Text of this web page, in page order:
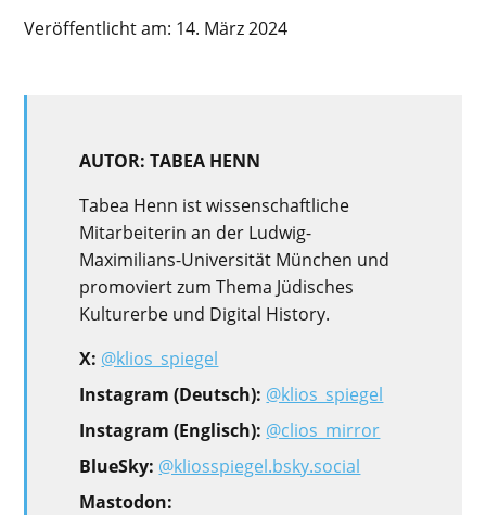
Veröffentlicht am: 14. März 2024
AUTOR: TABEA HENN
Tabea Henn ist wissenschaftliche
Mitarbeiterin an der Ludwig-
Maximilians-Universität München und
promoviert zum Thema Jüdisches
Kulturerbe und Digital History.
X: @klios_spiegel
Instagram (Deutsch): @klios_spiegel
Instagram (Englisch): @clios_mirror
BlueSky: ⁠@kliosspiegel.bsky.social⁠
Mastodon: